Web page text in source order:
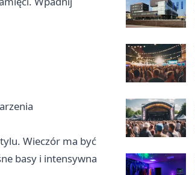
Wieczór ma być
basy i intensywna